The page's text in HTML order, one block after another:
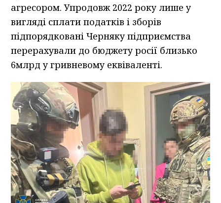
агресором. Упродовж 2022 року лише у
вигляді сплати податків і зборів
підпорядковані Черняку підприємства
перерахували до бюджету росії близько
6млрд у гривневому еквіваленті.